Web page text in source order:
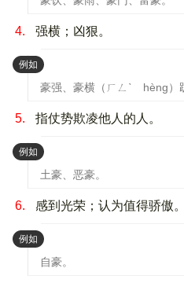
4. 强横；凶狠。
例如 ：
豪强、豪横（ㄏㄥˋ hèng）
5. 指仗势欺凌他人的人。
例如 ：
土豪、恶豪。
6. 感到光荣；认为值得骄傲。
例如 ：
自豪。